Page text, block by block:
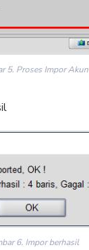
5. Proses Impor Akun
6. Impor berhasil